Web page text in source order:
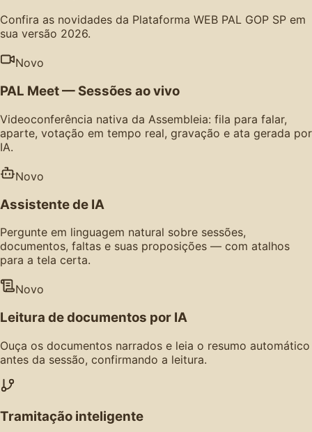
Confira as novidades da Plataforma WEB PAL GOP SP em
sua versão 2026.
Novo
PAL Meet — Sessões ao vivo
Videoconferência nativa da Assembleia: fila para falar,
aparte, votação em tempo real, gravação e ata gerada por
IA.
Novo
Assistente de IA
Pergunte em linguagem natural sobre sessões,
documentos, faltas e suas proposições — com atalhos
para a tela certa.
Novo
Leitura de documentos por IA
Ouça os documentos narrados e leia o resumo automático
antes da sessão, confirmando a leitura.
Tramitação inteligente